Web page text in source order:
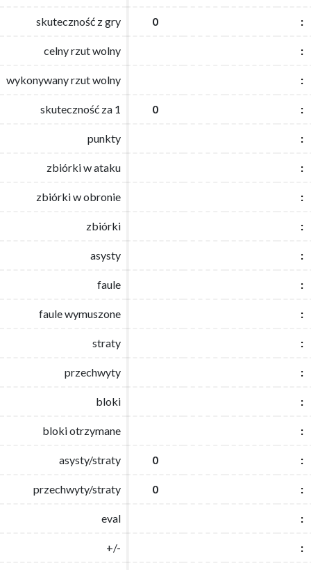
skuteczność z gry 0 :
celny rzut wolny :
wykonywany rzut wolny :
skuteczność za 1 0 :
punkty :
zbiórki w ataku :
zbiórki w obronie :
zbiórki :
asysty :
faule :
faule wymuszone :
straty :
przechwyty :
bloki :
bloki otrzymane :
asysty/straty 0 :
przechwyty/straty 0 :
eval :
+/- :
skuteczność z gry 0 :
celny rzut wolny :
wykonywany rzut wolny :
skuteczność za 1 0 :
punkty :
zbiórki w ataku :
zbiórki w obronie :
zbiórki :
asysty :
faule :
faule wymuszone :
straty :
przechwyty :
bloki :
bloki otrzymane :
asysty/straty 0 :
przechwyty/straty 0 :
eval :
+/- :